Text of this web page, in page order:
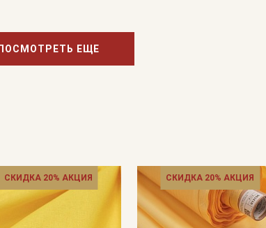
ЕЩЕ
СКИДКА 20% АКЦИЯ СКИДКА 20% АКЦИЯ
получение рекламных и
рассылок